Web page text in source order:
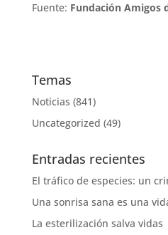
Fuente: Fundación Amigos
Temas
Noticias (841)
Uncategorized (49)
Entradas recientes
El tráfico de especies: un
Una sonrisa sana es una
La esterilización salva vidas